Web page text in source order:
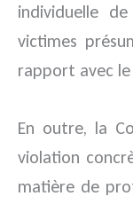
individuelle
victimes
rapport avec le
En outre, la
violation
matière de